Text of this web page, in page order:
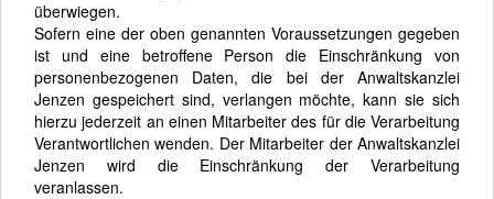
überwiegen.
Sofern eine der oben genannten Voraussetzungen gegeben
ist und eine betroffene Person die Einschränkung von
personenbezogenen Daten, die bei der Anwaltskanzlei
Jenzen gespeichert sind, verlangen möchte, kann sie sich
hierzu jederzeit an einen Mitarbeiter des für die Verarbeitung
Verantwortlichen wenden. Der Mitarbeiter der Anwaltskanzlei
Jenzen wird die Einschränkung der Verarbeitung
veranlassen.